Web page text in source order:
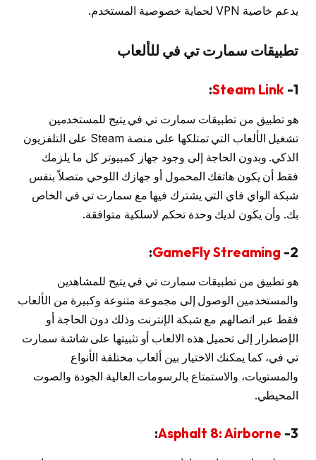
يدعم خاصية VPN لحماية خصوصية المستخدم.
تطبيقات سمارت تي في للألعاب
1-
Steam Link
:
هو تطبيق من تطبيقات سمارت تي في يتيح للمستخدمين
تشغيل الألعاب التي تمتلكها على منصة Steam على التلفزيون
الذكي. وبدون الحاجة إلى وجود جهاز كمبيوتر كل ما يلزمك
فقط أن يكون هاتفك المحمول أو جهازك اللوحي متصلاً بنفس
شبكة الواي فاي التي يشترك فيها مع سمارت تي في الخاص
بك. وأن يكون لديك وحدة تحكم لاسلكية متوافقة.
2-
GameFly Streaming
:
هو تطبيق من تطبيقات سمارت تي في يتيح للمشاهدين
والمستخدمين الوصول إلى مجموعة متنوعة وكبيرة من الألعاب
فقط عبر اتصالهم مع شبكة الإنترنت وذلك دون الحاجة أو
الإضطرار إلى تحميل هذه الالعاب أو تثبيتها على شاشة سمارت
تي في، كما يمكنك الاختيار بين ألعاب مختلفة الأنواع
والمستويات، والاستمتاع بالرسومات العالية الجودة والصوت
المحيطي.
3-
Asphalt 8: Airborne
: